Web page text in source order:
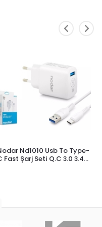
Nd1010 Usb To Type-
Fast Şarj Seti Q.C 3.0 3.4A